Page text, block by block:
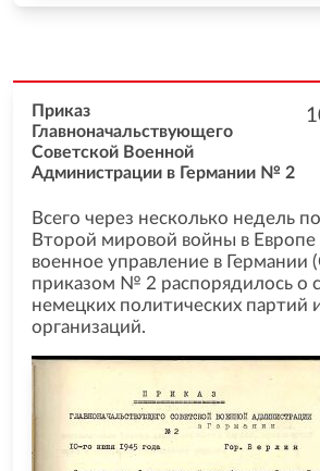
Приказ
Главноначальствующего
Советской Военной
Администрации в Германии № 2
Всего через несколько недель
Второй мировой войны в Европе
военное управление в Германии
приказом № 2 распорядилось о
немецких политических партий
организаций.